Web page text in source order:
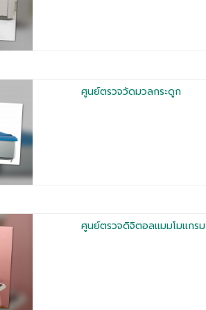
ศูนย์ตรวจวัดมวลกระดูก
ศูนย์ตรวจดิจิตอลแมมโมแกรม